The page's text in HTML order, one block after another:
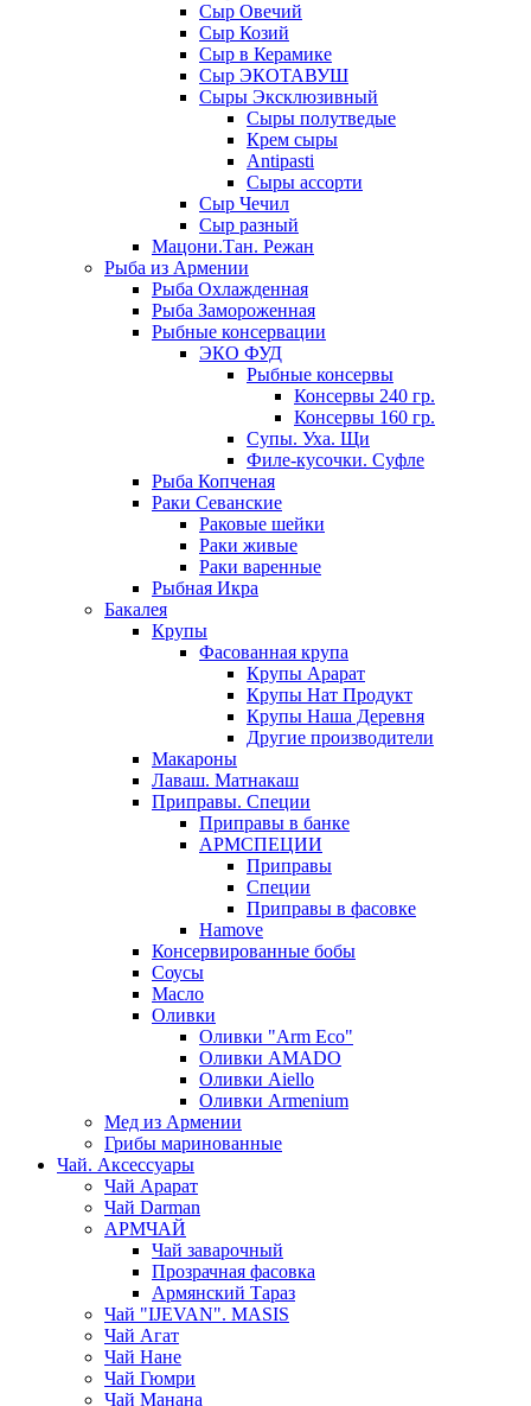
Сыр Овечий
Сыр Козий
Сыр в Керамике
Сыр ЭКОТАВУШ
Сыры Эксклюзивный
Сыры полутведые
Крем сыры
Antipasti
Сыры ассорти
Сыр Чечил
Сыр разный
Мацони.Тан. Режан
Рыба из Армении
Рыба Охлажденная
Рыба Замороженная
Рыбные консервации
ЭКО ФУД
Рыбные консервы
Консервы 240 гр.
Консервы 160 гр.
Супы. Уха. Щи
Филе-кусочки. Суфле
Рыба Копченая
Раки Севанские
Раковые шейки
Раки живые
Раки варенные
Рыбная Икра
Бакалея
Крупы
Фасованная крупа
Крупы Арарат
Крупы Нат Продукт
Крупы Наша Деревня
Другие производители
Макароны
Лаваш. Матнакаш
Приправы. Специи
Приправы в банке
АРМСПЕЦИИ
Приправы
Специи
Приправы в фасовке
Hamove
Консервированные бобы
Соусы
Масло
Оливки
Оливки "Arm Eco"
Оливки AMADO
Оливки Aiello
Оливки Armenium
Мед из Армении
Грибы маринованные
Чай. Аксессуары
Чай Арарат
Чай Darman
АРМЧАЙ
Чай заварочный
Прозрачная фасовка
Армянский Тараз
Чай "IJEVAN". MASIS
Чай Агат
Чай Нане
Чай Гюмри
Чай Манана